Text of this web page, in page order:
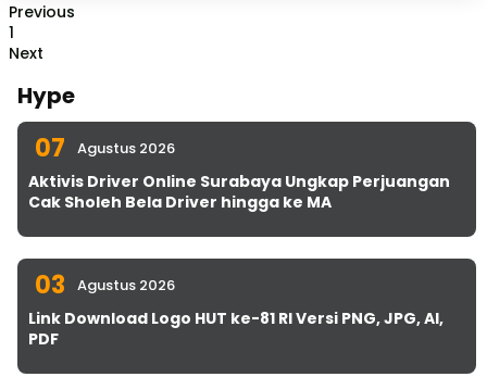
Previous
1
Next
Hype
07 Agustus 2026
Aktivis Driver Online Surabaya Ungkap Perjuangan
Cak Sholeh Bela Driver hingga ke MA
03 Agustus 2026
Link Download Logo HUT ke-81 RI Versi PNG, JPG, AI,
PDF